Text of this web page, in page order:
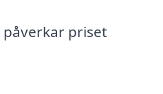
priset